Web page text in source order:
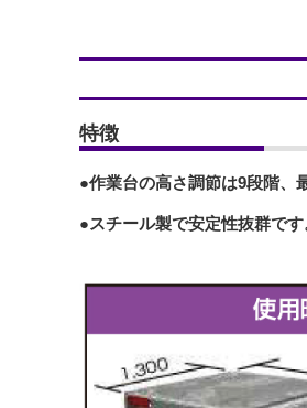
特徴
●作業台の高さ調節は9段階、
●スチール製で安定性抜群です